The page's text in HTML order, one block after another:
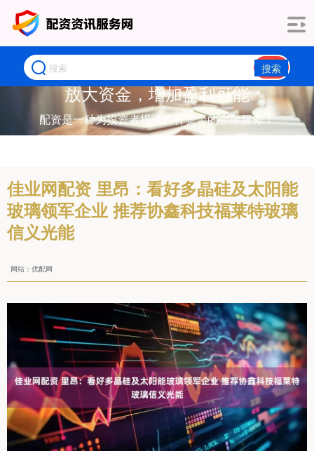
搜索
放大资金，增加盈利可能
配资是一种为投资者提供杠杆资金的金融服务！
佳业网配资 里昂：看好多晶硅及太阳能
玻璃领军企业 推荐协鑫科技福莱特玻璃
信义光能
网站：优配网